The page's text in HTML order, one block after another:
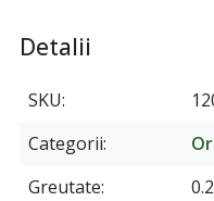
Detalii
SKU
Categorii
Greutate